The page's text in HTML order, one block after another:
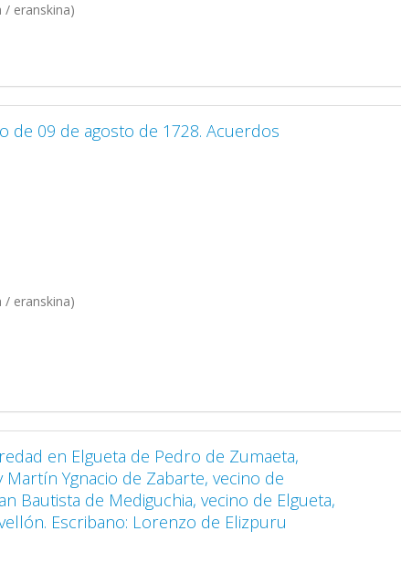
/ eranskina)
de 09 de agosto de 1728. Acuerdos
/ eranskina)
en Elgueta de Pedro de Zumaeta,
Martín Ygnacio de Zabarte, vecino de
Bautista de Mediguchia, vecino de Elgueta,
Escribano: Lorenzo de Elizpuru